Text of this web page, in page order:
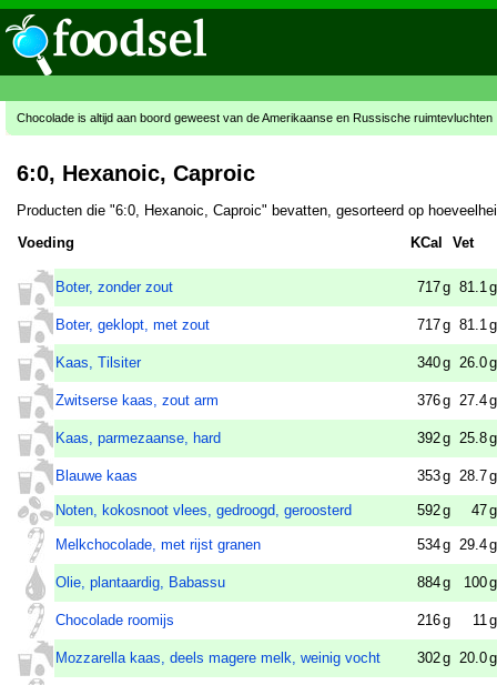
Chocolade is altijd aan boord geweest van de Amerikaanse en Russische ruimtevluchten
6:0, Hexanoic, Caproic
Producten die "6:0, Hexanoic, Caproic" bevatten, gesorteerd op
Voeding
KCal Vet
Boter, zonder zout 717g 81.1 g
Boter, geklopt, met zout 717g 81.1 g
Kaas, Tilsiter 340g 26.0g
Zwitserse kaas, zout arm 376g 27.4g
Kaas, parmezaanse, hard 392g 25.8g
Blauwe kaas 353g 28.7g
Noten, kokosnoot vlees, gedroogd, geroosterd 592g 47g
Melkchocolade, met rijst granen 534g 29.4g
Olie, plantaardig, Babassu 884g 100g
Chocolade roomijs 216g 11 g
Mozzarella kaas, deels magere melk, weinig vocht 302g 20.0g